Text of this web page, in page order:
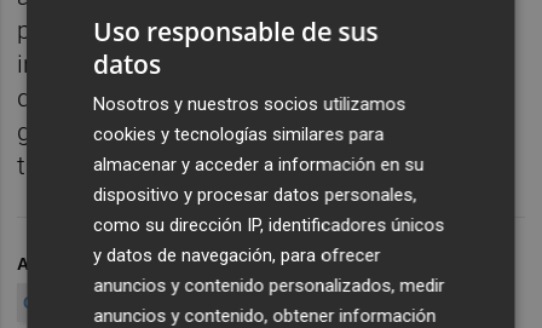
participó en marzo en una reunión
intercentros a nivel europeo, ha confirmado
que en Grecia "llevan seis meses de huelga
general, y en Francia y en Bélgica también
tienen problemas".
ARCHIVADO EN COCA COLA ALICANTE
COCA COLA VALENCIA
Uso responsable de sus
datos
Nosotros y nuestros socios utilizamos
cookies y tecnologías similares para
almacenar y acceder a información en su
dispositivo y procesar datos personales,
como su dirección IP, identificadores únicos
y datos de navegación, para ofrecer
anuncios y contenido personalizados, medir
anuncios y contenido, obtener información